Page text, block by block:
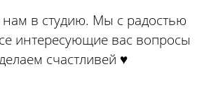
нам в студию. Мы с радостью
интересующие вас вопросы
счастливей ♥